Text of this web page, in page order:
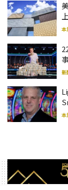
本
新
本